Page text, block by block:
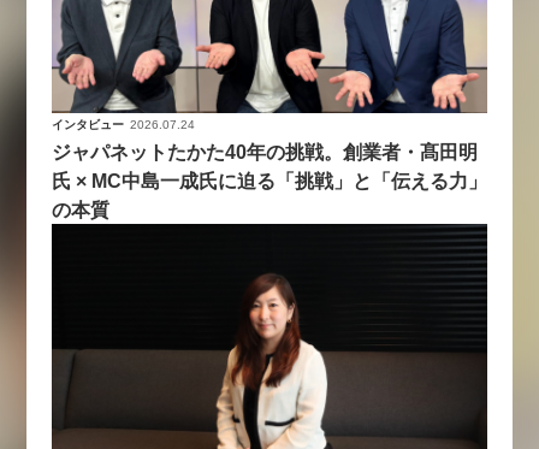
インタビュー 2026.07.24
ジャパネットたかた40年の挑戦。創業者・髙田明
氏 × MC中島一成氏に迫る「挑戦」と「伝える力」
の本質